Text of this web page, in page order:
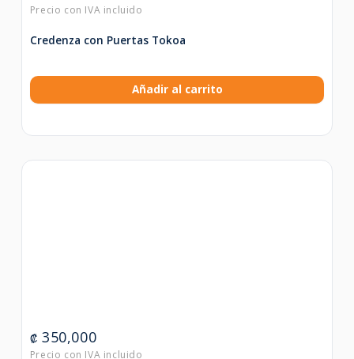
Credenza con Puertas Tokoa
Añadir al carrito
₡ 350,000